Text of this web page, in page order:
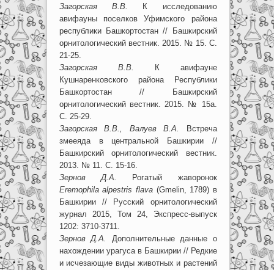
Загорская В.В.
К исследованию
авифауны поселков Уфимского района
республики Башкортостан // Башкирский
орнитологический вестник. 2015. № 15. С.
21-25.
Загорская В.В.
К авифауне
Кушнаренковского района Республики
Башкортостан // Башкирский
орнитологический вестник. 2015. № 15а.
С. 25-29.
Загорская В.В., Валуев В.А.
Встреча
змееяда в центральной Башкирии //
Башкирский орнитологический вестник.
2013. № 11. С. 15-16.
Зернов Д.А.
Рогатый жаворонок
Eremophila alpestris flava (Gmelin, 1789) в
Башкирии // Русский орнитологический
журнал 2015, Том 24, Экспресс-выпуск
1202: 3710-3711.
Зернов Д.А.
Дополнительные данные о
нахождении урагуса в Башкирии // Редкие
и исчезающие виды животных и растений